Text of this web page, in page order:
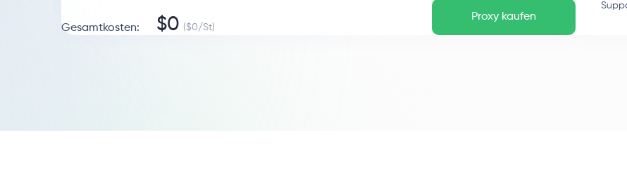
Gesamtkosten: $0 ($0/St)
Proxy kaufen